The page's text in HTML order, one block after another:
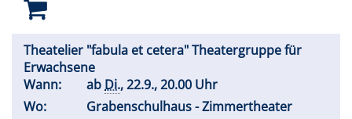
Theatelier "fabula et cetera" Theatergruppe für
Erwachsene
Wann:
ab Di., 22.9., 20.00 Uhr
Wo:
Grabenschulhaus - Zimmertheater